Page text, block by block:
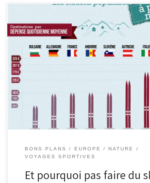
(Article sponsorisé) Les Bons Plans Ski à prix mini
tard de préparer votre prochain séjour au ski.
intéressant sur les prix des différents stations du
y compris dans les pays moins connus comme la
Slovénie. La France se tire pas si […]
BONS PLANS EUROPE
NATURE
VOYAGES SPORTIVES
Et pourquoi pas faire du